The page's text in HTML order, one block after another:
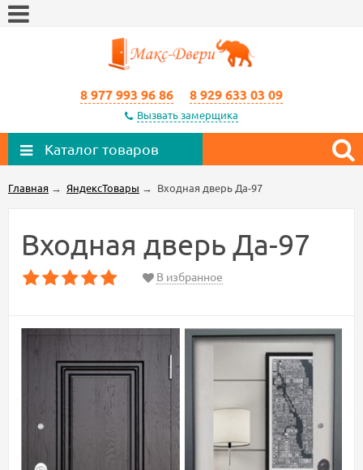
8 977 993 96 86 8 929 633 03 09
Вызвать замерщика
Каталог товаров
Главная → ЯндексТовары → Входная дверь Да-97
Входная дверь Да-97
В избранное